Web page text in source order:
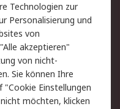
Technologien zur
Personalisierung und
von
akzeptieren"
von nicht-
Sie können Ihre
"Cookie Einstellungen
möchten, klicken